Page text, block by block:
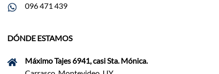
096 471 439
DÓNDE ESTAMOS
Máximo Tajes 6941, casi Sta. Mónica.